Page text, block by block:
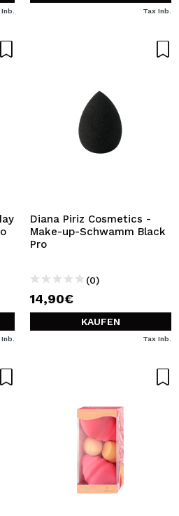
Tax Inb.
Diana Piriz Cosmetics -
Make-up-Schwamm Black
Pro
(0)
14,90€
KAUFEN
Tax Inb.